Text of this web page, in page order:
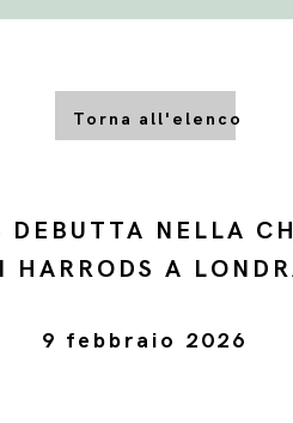
Torna all'elenco
NELLA
HARRODS A
9 febbraio 2026